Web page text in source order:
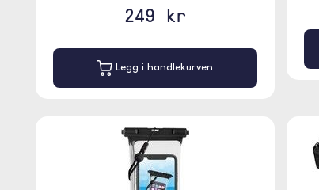
249 kr
Legg i handlekurven